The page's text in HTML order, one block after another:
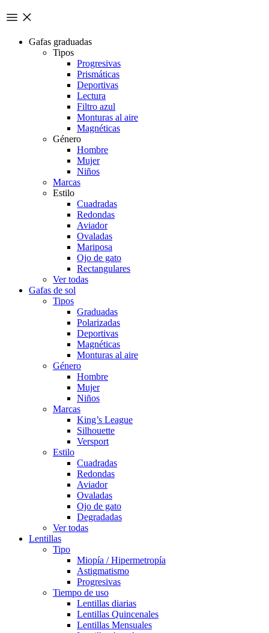
Gafas graduadas
Tipos
Progresivas
Prismáticas
Deportivas
Lectura
Filtro azul
Monturas al aire
Magnéticas
Género
Hombre
Mujer
Niños
Marcas
Estilo
Cuadradas
Redondas
Aviador
Ovaladas
Mariposa
Ojo de gato
Rectangulares
Ver todas
Gafas de sol
Tipos
Graduadas
Polarizadas
Deportivas
Magnéticas
Monturas al aire
Género
Hombre
Mujer
Niños
Marcas
King’s League
Silhouette
Versport
Estilo
Cuadradas
Redondas
Aviador
Ovaladas
Ojo de gato
Degradadas
Ver todas
Lentillas
Tipo
Miopía / Hipermetropía
Astigmatismo
Progresivas
Tiempo de uso
Lentillas diarias
Lentillas Quincenales
Lentillas Mensuales